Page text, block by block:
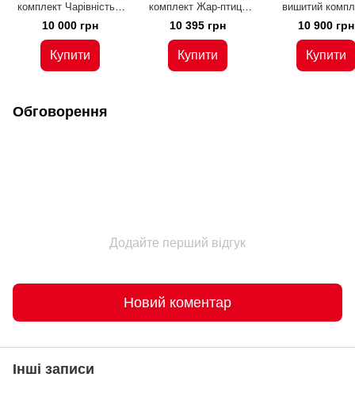
комплект Чарівність з
вишитими клинами
(KMр-520-066-L)
10 000 грн
Купити
комплект Жар-птиця
(KMр-520-172-L)
10 395 грн
Купити
вишитий
Фантазія (KMр-
10 900 грн
Купити
Обговорення
Додайте перший відгук
Новий коментар
Інші записи